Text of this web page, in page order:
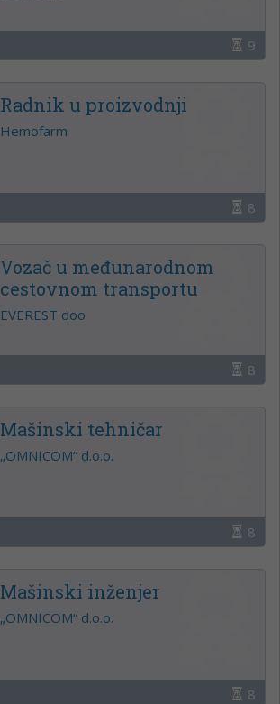
9
Radnik u proizvodnji
Hemofarm
8
Vozač u međunarodnom
cestovnom transportu
EVEREST doo
8
Mašinski tehničar
„OMNICOM“ d.o.o.
8
Mašinski inženjer
„OMNICOM“ d.o.o.
8